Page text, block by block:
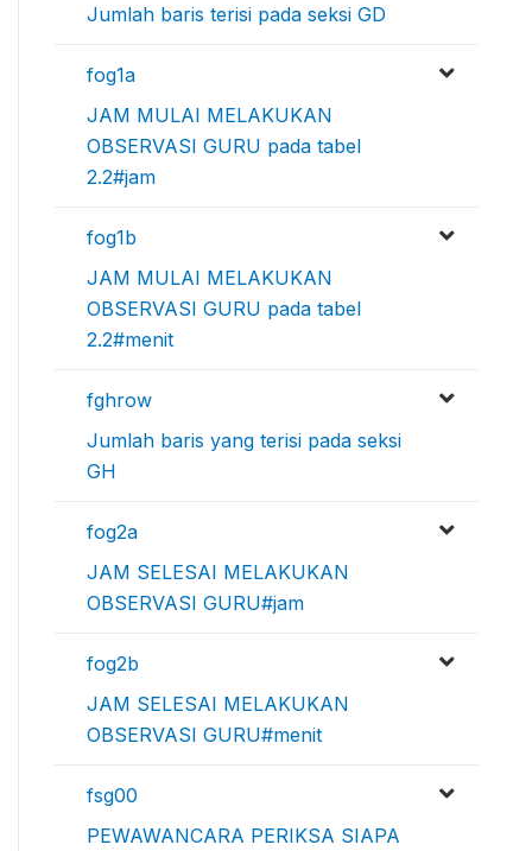
Jumlah baris terisi pada seksi GD
fog1a
JAM MULAI MELAKUKAN
OBSERVASI GURU pada tabel
2.2#jam
fog1b
JAM MULAI MELAKUKAN
OBSERVASI GURU pada tabel
2.2#menit
fghrow
Jumlah baris yang terisi pada seksi
GH
fog2a
JAM SELESAI MELAKUKAN
OBSERVASI GURU#jam
fog2b
JAM SELESAI MELAKUKAN
OBSERVASI GURU#menit
fsg00
PEWAWANCARA PERIKSA SIAPA